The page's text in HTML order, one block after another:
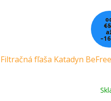
Filtračná fľaša Katadyn BeFree